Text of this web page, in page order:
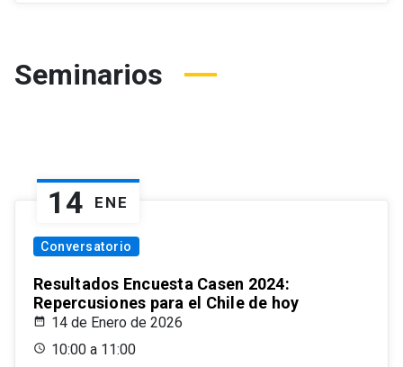
Seminarios
14 ENE
Conversatorio
Resultados Encuesta Casen 2024:
Repercusiones para el Chile de hoy
14 de Enero de 2026
10:00 a 11:00